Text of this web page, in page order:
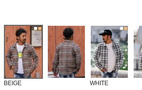
BEIGE WHITE